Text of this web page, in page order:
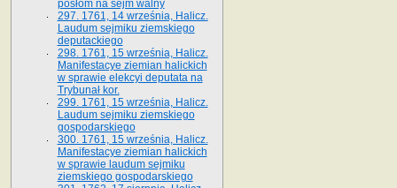
posłom na sejm walny
297. 1761, 14 września, Halicz.
Laudum sejmiku ziemskiego
deputackiego
298. 1761, 15 września, Halicz.
Manifestacye ziemian halickich
w sprawie elekcyi deputata na
Trybunał kor.
299. 1761, 15 września, Halicz.
Laudum sejmiku ziemskiego
gospodarskiego
300. 1761, 15 września, Halicz.
Manifestacye ziemian halickich
w sprawie laudum sejmiku
ziemskiego gospodarskiego